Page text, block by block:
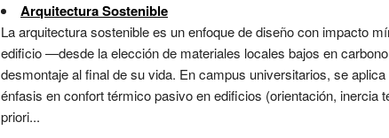
Arquitectura Sostenible
La arquitectura sostenible es un enfoque de diseño con impacto
edificio —desde la elección de materiales locales bajos en
desmontaje al final de su vida. En campus universitarios, se
énfasis en confort térmico pasivo en edificios (orientación,
priori...